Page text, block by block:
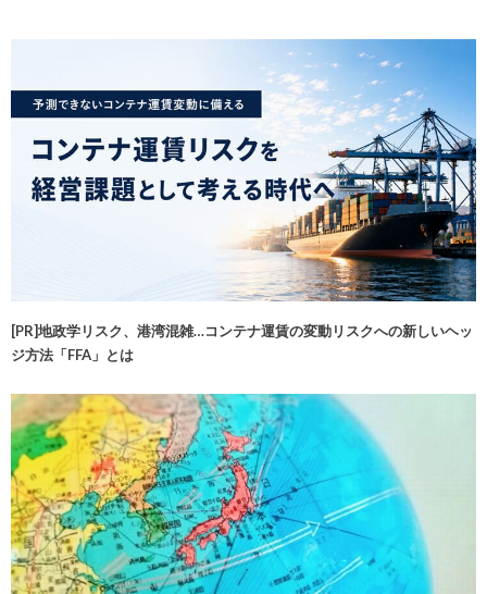
[PR]地政学リスク、港湾混雑…コンテナ運賃の変動リスクへの新しいヘッ
ジ方法「FFA」とは